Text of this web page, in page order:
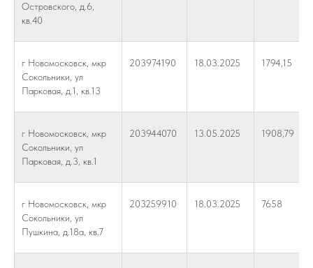
Островского, д.6,
кв.40
г Новомосковск, мкр
Сокольники, ул
Парковая, д.1, кв.13
203974190 18.03.2025 1794,15
г Новомосковск, мкр
Сокольники, ул
Парковая, д.3, кв.1
203944070 13.05.2025 1908,79
г Новомосковск, мкр
Сокольники, ул
Пушкина, д.18а, кв.7
203259910 18.03.2025 7658